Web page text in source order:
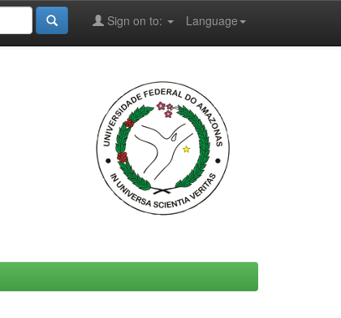
Language
Sign on to: